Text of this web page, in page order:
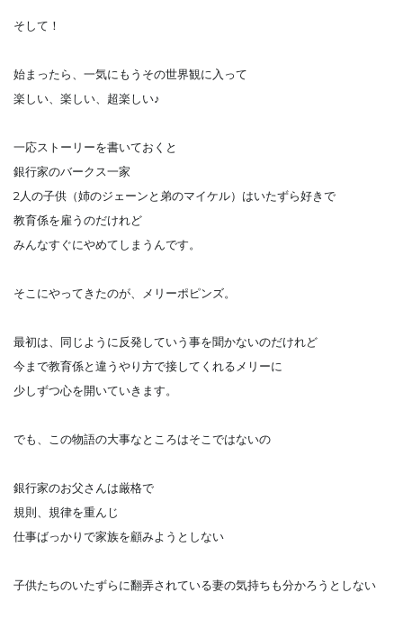
そして！
始まったら、一気にもうその世界観に入って
楽しい、楽しい、超楽しい♪
一応ストーリーを書いておくと
銀行家のバークス一家
2人の子供（姉のジェーンと弟のマイケル）はいたずら好きで
教育係を雇うのだけれど
みんなすぐにやめてしまうんです。
そこにやってきたのが、メリーポピンズ。
最初は、同じように反発していう事を聞かないのだけれど
今まで教育係と違うやり方で接してくれるメリーに
少しずつ心を開いていきます。
でも、この物語の大事なところはそこではないの
銀行家のお父さんは厳格で
規則、規律を重んじ
仕事ばっかりで家族を顧みようとしない
子供たちのいたずらに翻弄されている妻の気持ちも分かろうとしない